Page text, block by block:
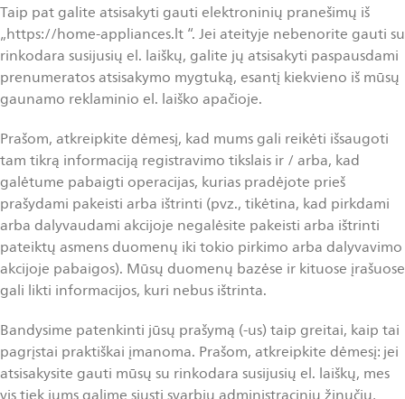
Taip pat galite atsisakyti gauti elektroninių pranešimų iš
„https://home-appliances.lt “. Jei ateityje nebenorite gauti su
rinkodara susijusių el. laiškų, galite jų atsisakyti paspausdami
prenumeratos atsisakymo mygtuką, esantį kiekvieno iš mūsų
gaunamo reklaminio el. laiško apačioje.
Prašom, atkreipkite dėmesį, kad mums gali reikėti išsaugoti
tam tikrą informaciją registravimo tikslais ir / arba, kad
galėtume pabaigti operacijas, kurias pradėjote prieš
prašydami pakeisti arba ištrinti (pvz., tikėtina, kad pirkdami
arba dalyvaudami akcijoje negalėsite pakeisti arba ištrinti
pateiktų asmens duomenų iki tokio pirkimo arba dalyvavimo
akcijoje pabaigos). Mūsų duomenų bazėse ir kituose įrašuose
gali likti informacijos, kuri nebus ištrinta.
Bandysime patenkinti jūsų prašymą (-us) taip greitai, kaip tai
pagrįstai praktiškai įmanoma. Prašom, atkreipkite dėmesį: jei
atsisakysite gauti mūsų su rinkodara susijusių el. laiškų, mes